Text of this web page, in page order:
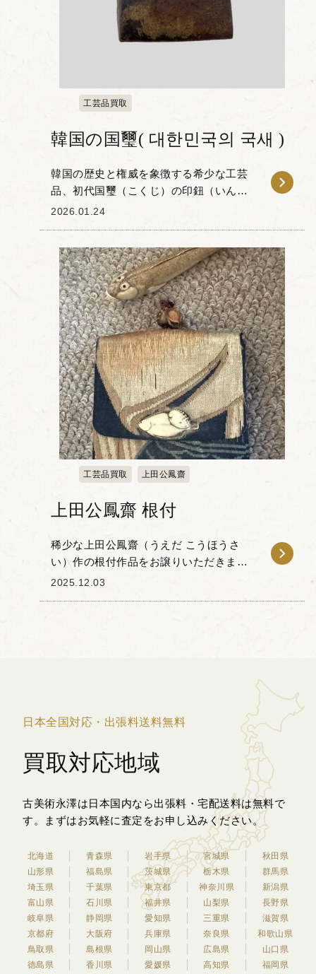
工芸品買取
韓国の国璽( 대한민국의 국새 )
韓国の歴史と権威を象徴する希少な工芸
品、初代国璽（こくじ）の印鈕（いんち
ゅう）をお譲りいただきました。 国璽と
あたる「鈕」...
2026.01.24
工芸品買取 上田公鳳齋
上田公鳳齋 根付
稀少な上田公鳳齋（うえだ こうほうさ
い）作の根付作品をお譲りいただきまし
た。公鳳齋は、明治期に活躍した、大阪
2025.12.03
日本全国対応・出張料送料無料
買取対応地域
古美術永澤は日本国内なら出張料・宅配送料は無料で
す。
まずはお気軽に査定をお申し込みください。
北海道 青森県 岩手県 宮城県
秋田県
山形県
福島県 茨城県 栃木県
群馬県
埼玉県
千葉県 東京都 神奈川県
新潟県
富山県
石川県 福井県 山梨県
長野県
岐阜県
静岡県 愛知県 三重県
滋賀県
京都府
大阪府 兵庫県 奈良県
和歌山県
鳥取県
島根県 岡山県 広島県
山口県
徳島県
香川県 愛媛県 高知県
福岡県